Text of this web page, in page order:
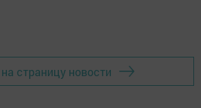
страницу новости